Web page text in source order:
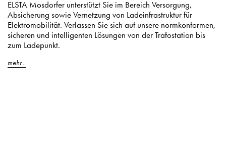
ELSTA Mosdorfer unterstützt Sie im Bereich Versorgung,
Absicherung sowie Vernetzung von Ladeinfrastruktur für
Elektromobilität. Verlassen Sie sich auf unsere normkonformen,
sicheren und intelligenten Lösungen von der Trafostation bis
zum Ladepunkt.
mehr...